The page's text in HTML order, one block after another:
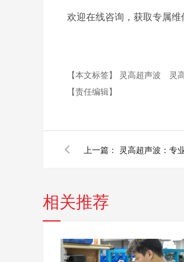
欢迎在线咨询，获取专属
【本文标签】 灵高超声波 灵
【责任编辑】
上一篇：
相关推荐